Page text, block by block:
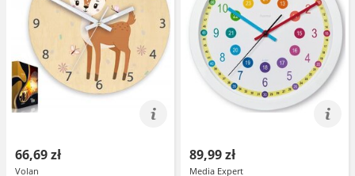
66,69 zł
Volan
89,99 zł
Media Expert